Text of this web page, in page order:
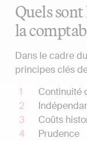
Quels
la
Dans le cadre
principes clés
Continuité
Coûts
Prudence